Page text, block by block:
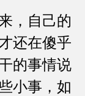
，自己的
还在傻乎
的事情说
小事，如